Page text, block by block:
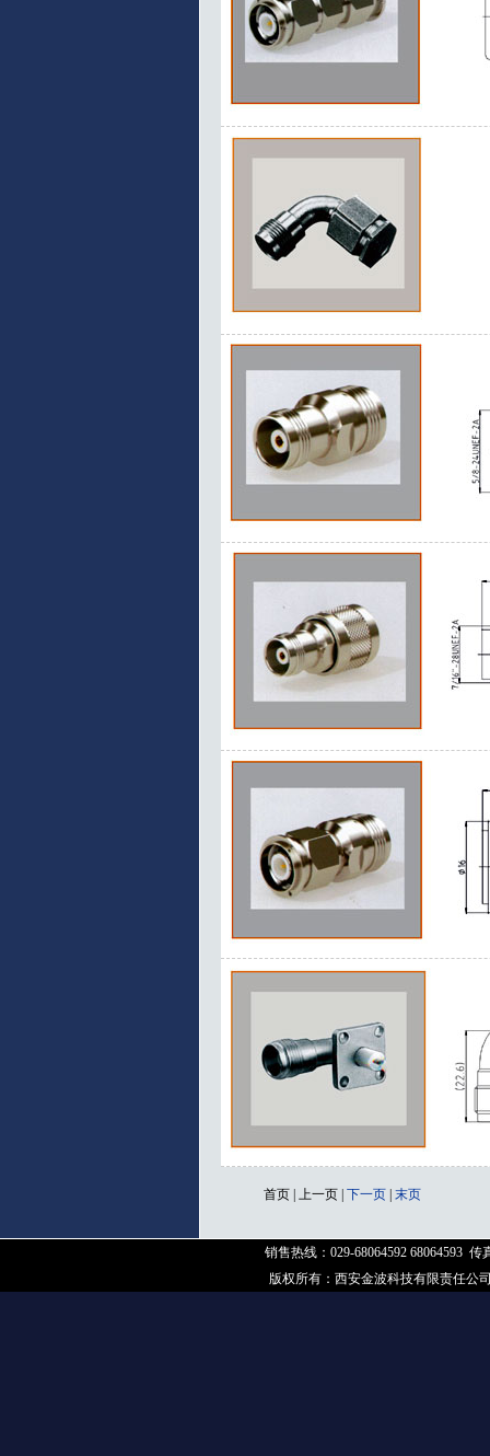
首页 | 上一页 | 下一页| 末页
销售热线：029-68064592 68064593 传
版权所有： 西安金波科技有限责任公